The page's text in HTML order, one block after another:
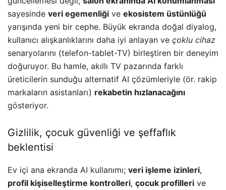
sayesinde veri egemenliği ve ekosistem üstünlüğü
yarışında yeni bir cephe. Büyük ekranda doğal diyalog,
kullanıcı alışkanlıklarını daha iyi anlayan ve çoklu cihaz
senaryolarını (telefon-tablet-TV) birleştiren bir deneyim
doğuruyor. Bu hamle, akıllı TV pazarında farklı
üreticilerin sunduğu alternatif AI çözümleriyle (ör. rakip
markaların asistanları) rekabetin hızlanacağını
gösteriyor.
Gizlilik, çocuk güvenliği ve şeffaflık
beklentisi
Ev içi ana ekranda AI kullanımı; veri işleme izinleri,
profil kişiselleştirme kontrolleri, çocuk profilleri ve